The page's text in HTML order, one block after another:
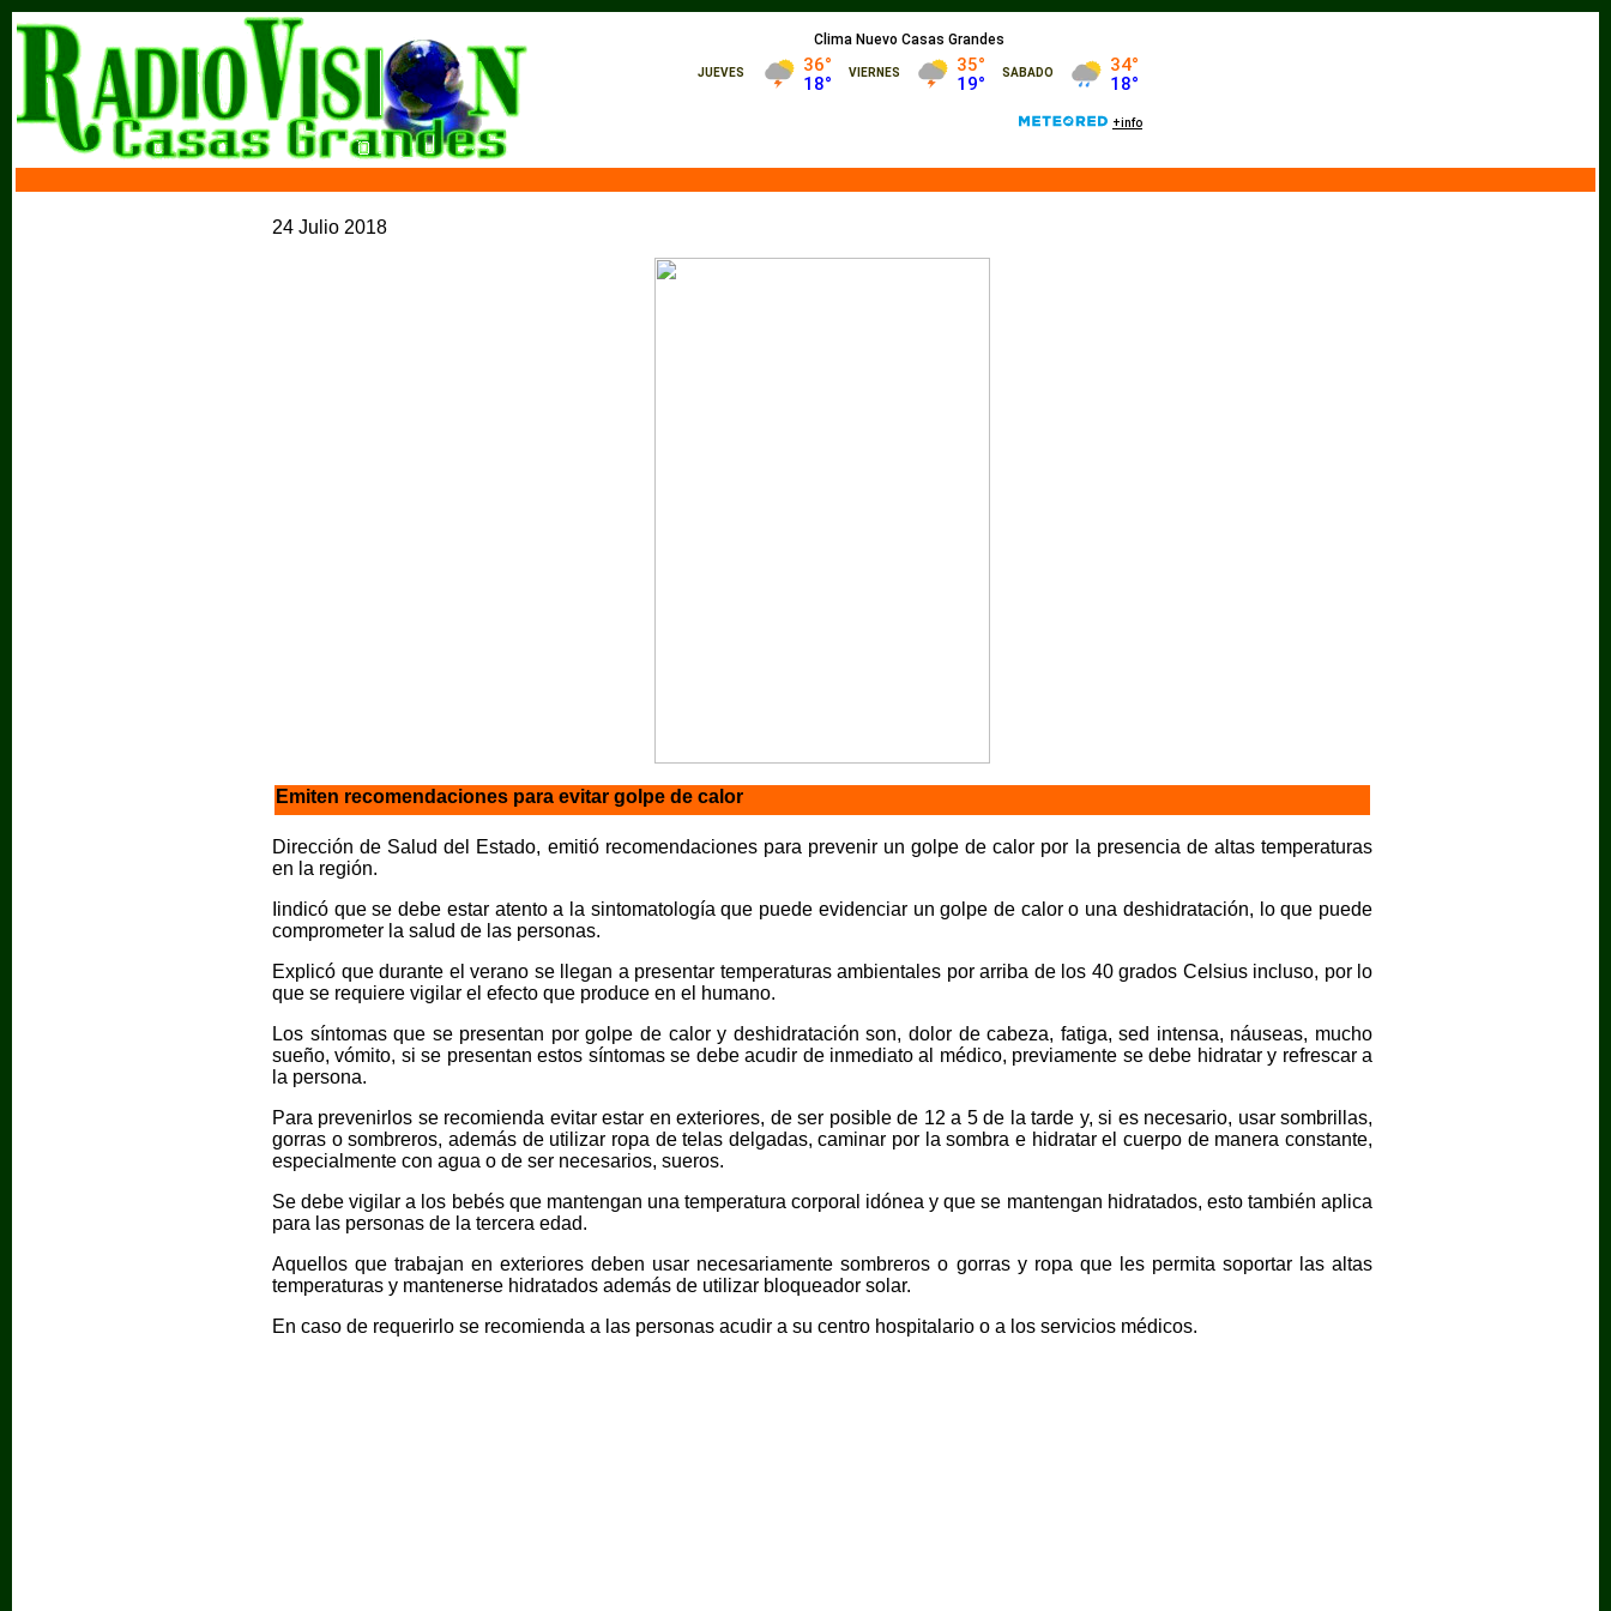
24 Julio 2018
Emiten recomendaciones para evitar golpe de calor
Dirección de Salud del Estado, emitió recomendaciones para prevenir un golpe de calor por la presencia de altas temperaturas
en la región.
Iindicó que se debe estar atento a la sintomatología que puede evidenciar un golpe de calor o una deshidratación, lo que puede
comprometer la salud de las personas.
Explicó que durante el verano se llegan a presentar temperaturas ambientales por arriba de los 40 grados Celsius incluso, por lo
que se requiere vigilar el efecto que produce en el humano.
Los síntomas que se presentan por golpe de calor y deshidratación son, dolor de cabeza, fatiga, sed intensa, náuseas, mucho
sueño, vómito, si se presentan estos síntomas se debe acudir de inmediato al médico, previamente se debe hidratar y refrescar a
la persona.
Para prevenirlos se recomienda evitar estar en exteriores, de ser posible de 12 a 5 de la tarde y, si es necesario, usar sombrillas,
gorras o sombreros, además de utilizar ropa de telas delgadas, caminar por la sombra e hidratar el cuerpo de manera constante,
especialmente con agua o de ser necesarios, sueros.
Se debe vigilar a los bebés que mantengan una temperatura corporal idónea y que se mantengan hidratados, esto también aplica
para las personas de la tercera edad.
Aquellos que trabajan en exteriores deben usar necesariamente sombreros o gorras y ropa que les permita soportar las altas
temperaturas y mantenerse hidratados además de utilizar bloqueador solar.
En caso de requerirlo se recomienda a las personas acudir a su centro hospitalario o a los servicios médicos.